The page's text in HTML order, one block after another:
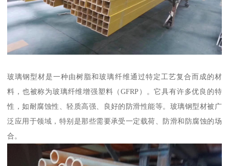
玻璃钢型材是一种由树脂和玻璃纤维通过特定工艺复合而成的材
料，也被称为玻璃纤维增强塑料（GFRP）。它具有许多优良的特
性，如耐腐蚀性、轻质高强、良好的防滑性能等。玻璃钢型材被广
泛应用于领域，特别是那些需要承受一定载荷、防滑和防腐蚀的场
合。